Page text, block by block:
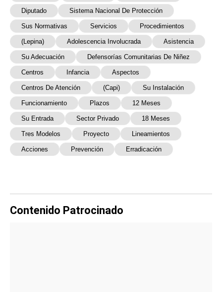
Diputado Sistema Nacional De Protección
Sus Normativas Servicios Procedimientos
(Lepina) Adolescencia Involucrada Asistencia
Su Adecuación Defensorías Comunitarias De Niñez
Centros Infancia Aspectos
Centros De Atención (Capi) Su Instalación
Funcionamiento Plazos 12 Meses
Su Entrada Sector Privado 18 Meses
Tres Modelos Proyecto Lineamientos
Acciones Prevención Erradicación
Contenido Patrocinado